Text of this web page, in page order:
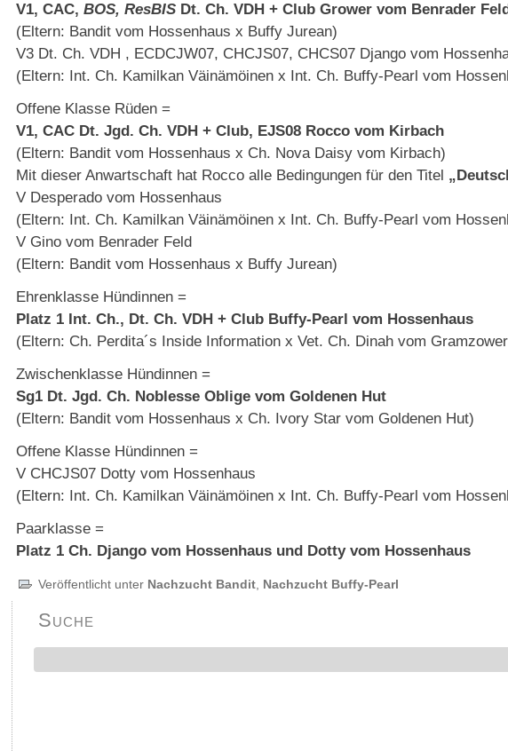
V1, CAC,BOS, ResBIS Dt. Ch. VDH + Club Grower vom Benrader Feld
(Eltern: Bandit vom Hossenhaus x Buffy Jurean)
V3 Dt. Ch. VDH , ECDCJW07, CHCJS07, CHCS07 Django vom
(Eltern: Int. Ch. Kamilkan Väinämöinen x Int. Ch. Buffy-Pearl vom
Offene Klasse Rüden =
V1, CAC Dt. Jgd. Ch. VDH + Club, EJS08 Rocco vom Kirbach
(Eltern: Bandit vom Hossenhaus x Ch. Nova Daisy vom Kirbach)
Mit dieser Anwartschaft hat Rocco alle Bedingungen für den Titel
V Desperado vom Hossenhaus
(Eltern: Int. Ch. Kamilkan Väinämöinen x Int. Ch. Buffy-Pearl vom
V Gino vom Benrader Feld
(Eltern: Bandit vom Hossenhaus x Buffy Jurean)
Ehrenklasse Hündinnen =
Platz 1 Int. Ch., Dt. Ch. VDH + Club Buffy-Pearl vom Hossenhaus
(Eltern: Ch. Perdita´s Inside Information x Vet. Ch. Dinah vom
Zwischenklasse Hündinnen =
Sg1 Dt. Jgd. Ch. Noblesse Oblige vom Goldenen Hut
(Eltern: Bandit vom Hossenhaus x Ch. Ivory Star vom Goldenen Hut)
Offene Klasse Hündinnen =
V CHCJS07 Dotty vom Hossenhaus
(Eltern: Int. Ch. Kamilkan Väinämöinen x Int. Ch. Buffy-Pearl vom
Paarklasse =
Platz 1 Ch. Django vom Hossenhaus und Dotty vom Hossenhaus
Veröffentlicht unter Nachzucht Bandit, Nachzucht Buffy-Pearl
Suche